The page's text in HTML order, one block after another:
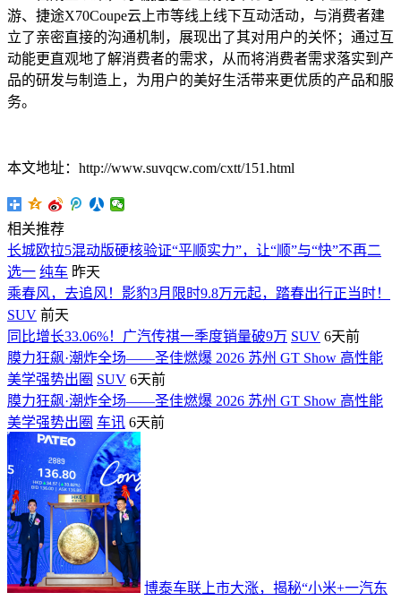
游、捷途X70Coupe云上市等线上线下互动活动，与消费者建
立了亲密直接的沟通机制，展现出了其对用户的关怀；通过互
动能更直观地了解消费者的需求，从而将消费者需求落实到产
品的研发与制造上，为用户的美好生活带来更优质的产品和服
务。
本文地址：http://www.suvqcw.com/cxtt/151.html
相关推荐
长城欧拉5混动版硬核验证“平顺实力”，让“顺”与“快”不再二
选一 纯车 昨天
乘春风，去追风！影豹3月限时9.8万元起，踏春出行正当时！
SUV 前天
同比增长33.06%！广汽传祺一季度销量破9万 SUV 6天前
膜力狂飙·潮炸全场——圣佳燃爆 2026 苏州 GT Show 高性能
美学强势出圈 SUV 6天前
膜力狂飙·潮炸全场——圣佳燃爆 2026 苏州 GT Show 高性能
美学强势出圈 车讯 6天前
博泰车联上市大涨，揭秘“小米+一汽东